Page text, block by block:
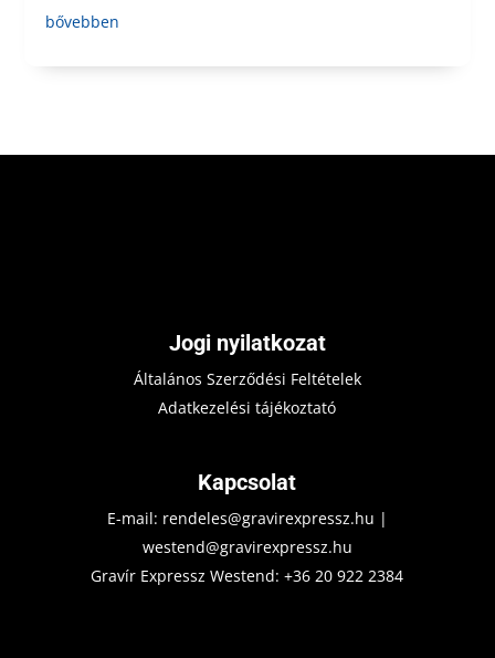
bővebben
Jogi nyilatkozat
Általános Szerződési Feltételek
Adatkezelési tájékoztató
Kapcsolat
E-mail: rendeles@gravirexpressz.hu |
westend@gravirexpressz.hu
Gravír Expressz Westend:+36 20 922 2384